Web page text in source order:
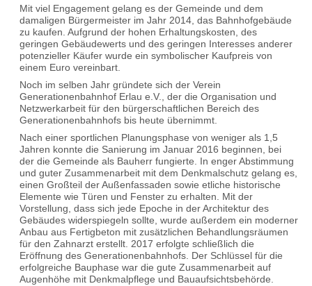
Mit viel Engagement gelang es der Gemeinde und dem
damaligen Bürgermeister im Jahr 2014, das Bahnhofgebäude
zu kaufen. Aufgrund der hohen Erhaltungskosten, des
geringen Gebäudewerts und des geringen Interesses anderer
potenzieller Käufer wurde ein symbolischer Kaufpreis von
einem Euro vereinbart.
Noch im selben Jahr gründete sich der Verein
Generationenbahnhof Erlau e.V., der die Organisation und
Netzwerkarbeit für den bürgerschaftlichen Bereich des
Generationenbahnhofs bis heute übernimmt.
Nach einer sportlichen Planungsphase von weniger als 1,5
Jahren konnte die Sanierung im Januar 2016 beginnen, bei
der die Gemeinde als Bauherr fungierte. In enger Abstimmung
und guter Zusammenarbeit mit dem Denkmalschutz gelang es,
einen Großteil der Außenfassaden sowie etliche historische
Elemente wie Türen und Fenster zu erhalten. Mit der
Vorstellung, dass sich jede Epoche in der Architektur des
Gebäudes widerspiegeln sollte, wurde außerdem ein moderner
Anbau aus Fertigbeton mit zusätzlichen Behandlungsräumen
für den Zahnarzt erstellt. 2017 erfolgte schließlich die
Eröffnung des Generationenbahnhofs. Der Schlüssel für die
erfolgreiche Bauphase war die gute Zusammenarbeit auf
Augenhöhe mit Denkmalpflege und Bauaufsichtsbehörde.